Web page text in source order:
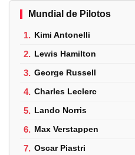
Mundial de Pilotos
1. Kimi Antonelli
2. Lewis Hamilton
3. George Russell
4. Charles Leclerc
5. Lando Norris
6. Max Verstappen
7. Oscar Piastri